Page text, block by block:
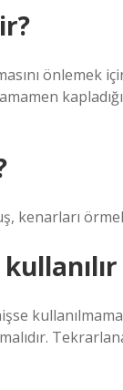
önlemek
kenarları